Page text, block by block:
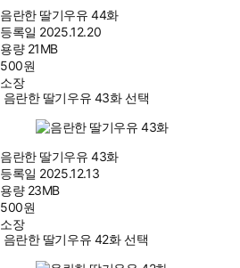
음란한 딸기우유 44화
등록일 2025.12.20
용량 21MB
500원
소장
음란한 딸기우유 43화 선택
음란한 딸기우유 43화
등록일 2025.12.13
용량 23MB
500원
소장
음란한 딸기우유 42화 선택